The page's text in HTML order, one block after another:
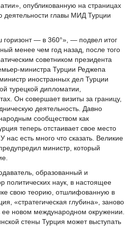
опубликованную на страницах
главы МИД Турции
— в 360°», — подвел итог
менее чем год назад, после того
советником президента
министра Турции Реджепа
иностранных дел Турции
турецкой дипломатии,
Он совершает визиты за границу,
деятельность. Давно
сообществом как
теперь отстаивает свое место
нас есть много что сказать. Великие
министр, который
образованный и
политических наук, в настоящее
свою теорию, отшлифованную в
«стратегическая глубина», заново
ее новом международном окружении.
стены Турция может выступать